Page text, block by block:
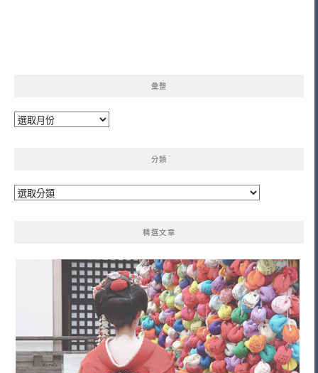
彙整
彙
分類
分
精選文章